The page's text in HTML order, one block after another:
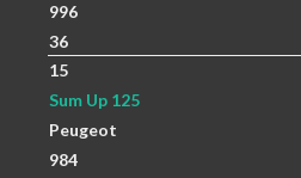
996
36
15
Sum Up 125
Peugeot
984